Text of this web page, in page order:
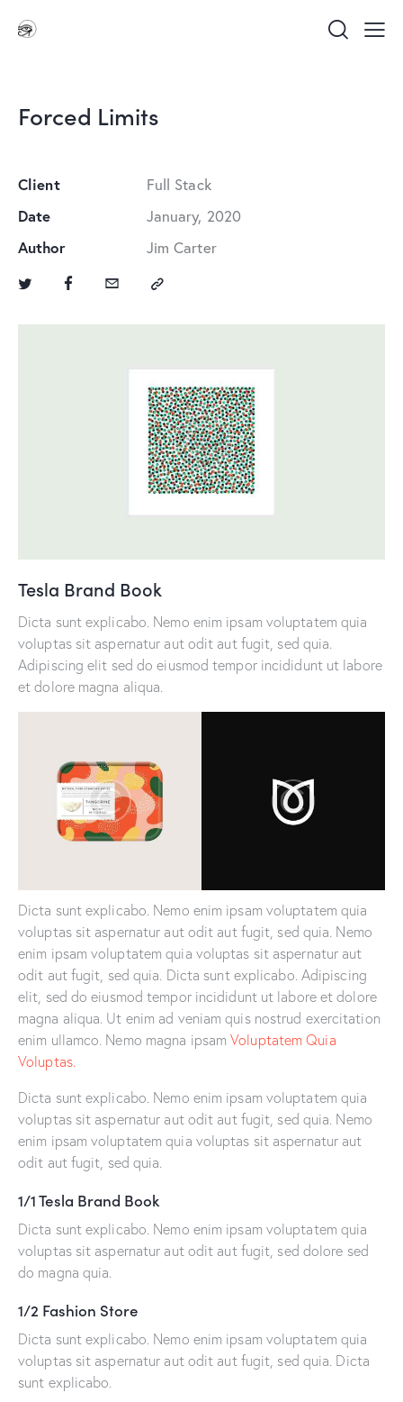
Forced Limits
Client
Full Stack
Date
January, 2020
Author
Jim Carter
Tesla Brand Book
Dicta sunt explicabo. Nemo enim ipsam voluptatem quia
voluptas sit aspernatur aut odit aut fugit, sed quia.
Adipiscing elit sed do eiusmod tempor incididunt ut labore
et dolore magna aliqua.
Dicta sunt explicabo. Nemo enim ipsam voluptatem quia
voluptas sit aspernatur aut odit aut fugit, sed quia. Nemo
enim ipsam voluptatem quia voluptas sit aspernatur aut
odit aut fugit, sed quia. Dicta sunt explicabo. Adipiscing
elit, sed do eiusmod tempor incididunt ut labore et dolore
magna aliqua. Ut enim ad veniam quis nostrud exercitation
enim ullamco. Nemo magna ipsamVoluptatem Quia
Voluptas.
Dicta sunt explicabo. Nemo enim ipsam voluptatem quia
voluptas sit aspernatur aut odit aut fugit, sed quia. Nemo
enim ipsam voluptatem quia voluptas sit aspernatur aut
odit aut fugit, sed quia.
1/1 Tesla Brand Book
Dicta sunt explicabo. Nemo enim ipsam voluptatem quia
voluptas sit aspernatur aut odit aut fugit, sed dolore sed
do magna quia.
1/2 Fashion Store
Dicta sunt explicabo. Nemo enim ipsam voluptatem quia
voluptas sit aspernatur aut odit aut fugit, sed quia. Dicta
sunt explicabo.